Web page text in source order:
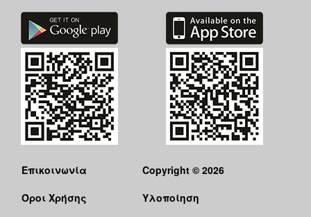
Επικοινωνία
Όροι Χρήσης
Copyright © 2026
Υλοποίηση